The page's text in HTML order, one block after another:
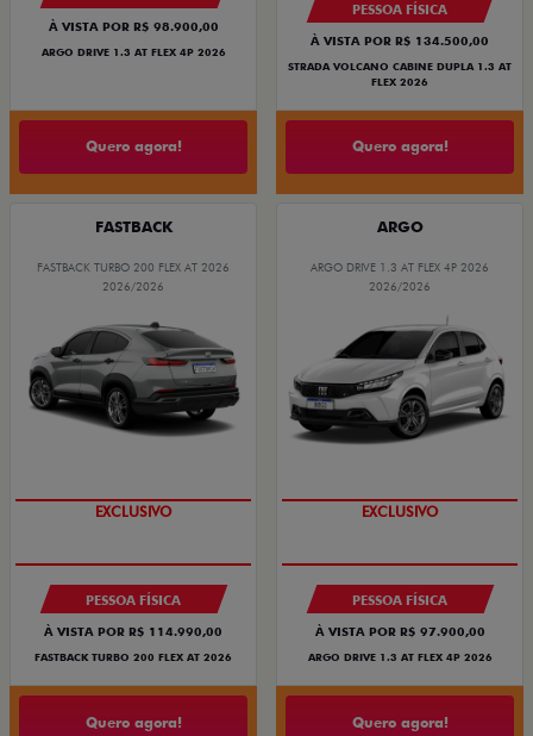
À VISTA POR R$ 98.900,00
ARGO DRIVE 1.3 AT FLEX 4P 2026
Quero agora!
PESSOA FÍSICA
À VISTA POR R$ 134.500,00
STRADA VOLCANO CABINE DUPLA 1.3 AT
FLEX 2026
Quero agora!
FASTBACK
FASTBACK TURBO 200 FLEX AT 2026
2026/2026
OPORTUNIDADE
PESSOA FÍSICA
À VISTA POR R$ 114.990,00
FASTBACK TURBO 200 FLEX AT 2026
Quero agora!
ARGO
ARGO DRIVE 1.3 AT FLEX 4P 2026
2026/2026
OPORTUNIDADE
PESSOA FÍSICA
À VISTA POR R$ 97.900,00
ARGO DRIVE 1.3 AT FLEX 4P 2026
Quero agora!